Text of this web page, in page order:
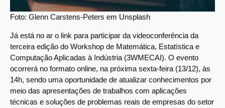
Foto: Glenn Carstens-Peters em Unsplash
Já está no ar o link para participar da videoconferência da
terceira edição do Workshop de Matemática, Estatística e
Computação Aplicadas à Indústria (3WMECAI). O evento
ocorrerá no formato online, na próxima sexta-feira (13/12), às
14h, sendo uma oportunidade de atualizar conhecimentos por
meio das apresentações de trabalhos com aplicações
técnicas e soluções de problemas reais de empresas do setor